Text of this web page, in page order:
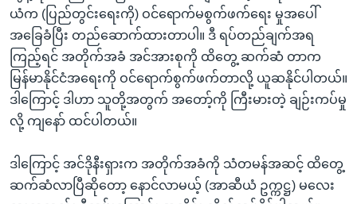
ယံက (ပြည်တွင်းရေးကို) ဝင်ရောက်မစွက်ဖက်ရေး မှုအပေါ်
အခြေခံပြီး တည်ဆောက်ထားတာပါ။ ဒီ ရပ်တည်ချက်အရ
ကြည့်ရင် အတိုက်အခံ အင်အားစုကို ထိတွေ့ ဆက်ဆံ တာက
မြန်မာနိုင်ငံအရေးကို ဝင်ရောက်စွက်ဖက်တာလို့ ယူဆနိုင်ပါတယ်။
ဒါကြောင့် ဒါဟာ သူတို့အတွက် အတော့်ကို ကြီးမားတဲ့ ချဉ်းကပ်မှု
လို့ ကျနော် ထင်ပါတယ်။
ဒါကြောင့် အင်ဒိုနီးရှားက အတိုက်အခံကို သံတမန်အဆင့် ထိတွေ့
ဆက်ဆံလာပြီဆိုတော့ နောင်လာမယ့် (အာဆီယံ ဥက္ကဋ္ဌ) မလေး